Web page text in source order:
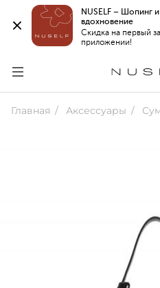
NUSELF – Шопинг и
вдохновение
Скидка на первый
приложении!
Главная Аксессуары